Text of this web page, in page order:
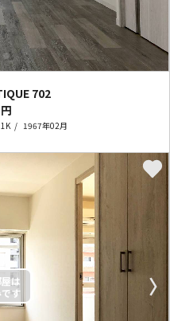
702
1K 1967年02月
〉